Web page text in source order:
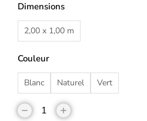
Dimensions
2,00 x 1,00 m
Couleur
Blanc Naturel Vert